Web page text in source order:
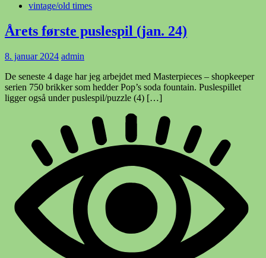
vintage/old times
Årets første puslespil (jan. 24)
8. januar 2024 admin
De seneste 4 dage har jeg arbejdet med Masterpieces – shopkeeper
serien 750 brikker som hedder Pop’s soda fountain. Puslespillet
ligger også under puslespil/puzzle (4) […]